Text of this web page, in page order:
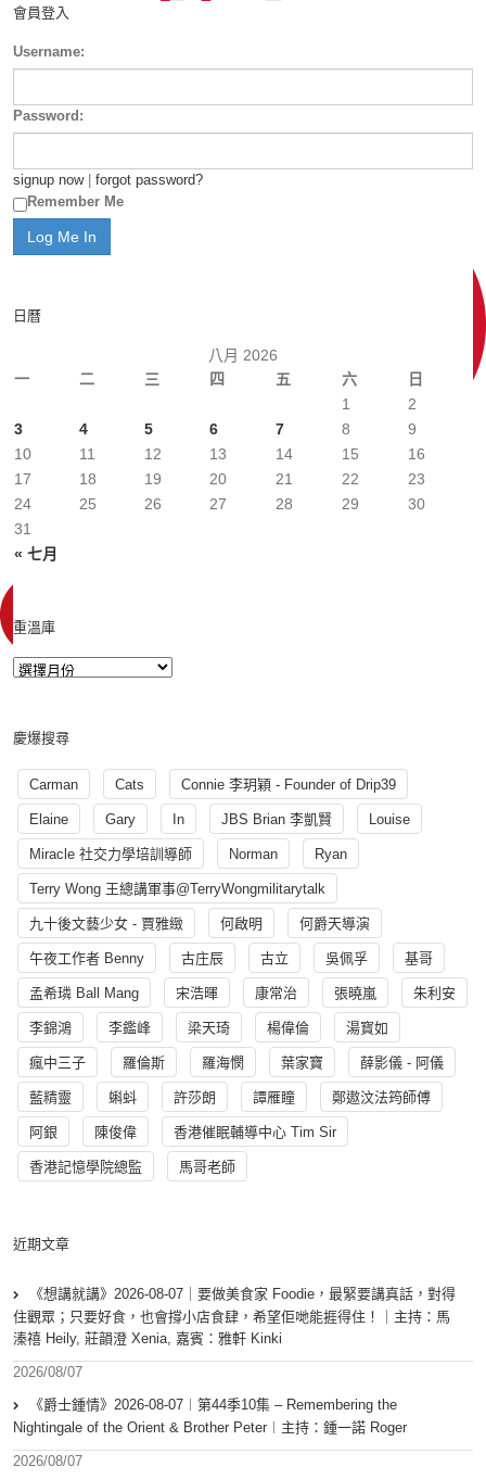
會員登入
Username:
Password:
signup now| forgot password?
Remember Me
日曆
八月 2026
一
二 三 四 五 六 日
« 七月
1
2
3
4 5 6 7 8
9
10
11 12 13 14 15
16
17
18 19 20 21 22
23
24
25 26 27 28 29
30
31
重溫庫
慶爆搜尋
Carman Cats Connie 李玥穎 - Founder of Drip39
Elaine Gary In JBS Brian 李凱賢 Louise
Miracle 社交力學培訓導師 Norman Ryan
Terry Wong 王總講軍事@TerryWongmilitarytalk
九十後文藝少女 - 賈雅緻 何啟明 何爵天導演
午夜工作者 Benny 古庄辰 古立 吳佩孚 基哥
孟希璘 Ball Mang 宋浩暉 康常治 張曉嵐 朱利安
李錦鴻 李鑑峰 梁天琦 楊偉倫 湯寳如
瘋中三子 羅倫斯 羅海憫 葉家寶 薛影儀 - 阿儀
藍精靈 蝌蚪 許莎朗 譚雁瞳 鄭遨汶法筠師傅
阿銀 陳俊偉 香港催眠輔導中心 Tim Sir
香港記憶學院總監 馬哥老師
近期文章
《想講就講》2026-08-07｜要做美食家 Foodie，最緊要講真話，對得
住觀眾；只要好食，也會撐小店食肆，希望佢哋能捱得住！｜主持：馬
溱禧 Heily, 莊韻澄 Xenia, 嘉賓：雅軒 Kinki
2026/08/07
《爵士鍾情》2026-08-07︱第44季10集 – Remembering the
Nightingale of the Orient & Brother Peter︱主持：鍾一諾 Roger
2026/08/07